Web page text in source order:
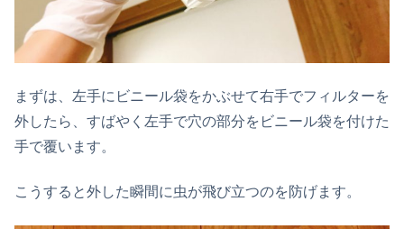
まずは、左手にビニール袋をかぶせて右手でフィルターを
外したら、すばやく左手で穴の部分をビニール袋を付けた
手で覆います。
こうすると外した瞬間に虫が飛び立つのを防げます。